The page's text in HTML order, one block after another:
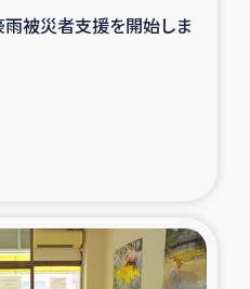
る羊の畜産支援
被災者支援を開始しま